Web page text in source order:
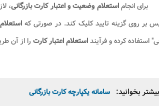
برای انجاماستعلام وضعیت و اعتبار کارت بازرگانی،
بر روی گزینه تایید کلیک کند. در صورتی که
استفاده کرده و فرآینداستعلام اعتبار کارت را از آن
بیشتر بخوانید: سامانه یکپارچه کارت بازرگانی